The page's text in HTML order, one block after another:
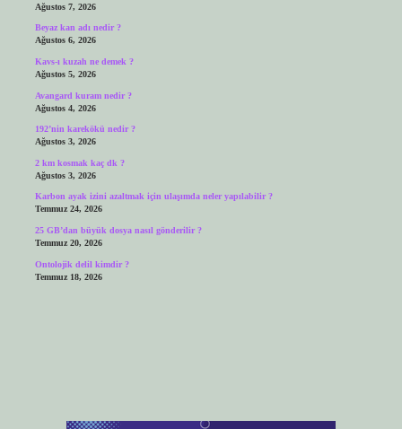
Ağustos 7, 2026
Beyaz kan adı nedir ?
Ağustos 6, 2026
Kavs-ı kuzah ne demek ?
Ağustos 5, 2026
Avangard kuram nedir ?
Ağustos 4, 2026
192’nin karekökü nedir ?
Ağustos 3, 2026
2 km kosmak kaç dk ?
Ağustos 3, 2026
Karbon ayak izini azaltmak için ulaşımda neler yapılabilir ?
Temmuz 24, 2026
25 GB’dan büyük dosya nasıl gönderilir ?
Temmuz 20, 2026
Ontolojik delil kimdir ?
Temmuz 18, 2026